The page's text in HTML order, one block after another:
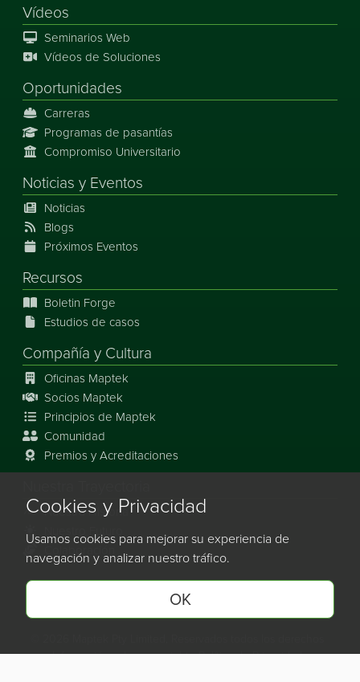
Vídeos
Seminarios Web
Vídeos de Soluciones
Oportunidades
Carreras
Programas de pasantías
Compromiso Universitario
Noticias y Eventos
Noticias
Blogs
Próximos Eventos
Recursos
Boletin Forge
Estudios de casos
Compañía y Cultura
Oficinas Maptek
Socios Maptek
Principios de Maptek
Comunidad
Premios y Acreditaciones
Nuestra Historia
Nuestro Futuro
Colaboración
Información sobre copyright Política de Privacidad
Cookies y Privacidad
Usamos cookies para mejorar su experiencia de
navegación y analizar nuestro tráfico.
OK